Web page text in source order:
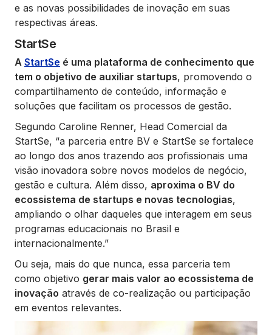
e as novas possibilidades de inovação em suas
respectivas áreas.
StartSe
A StartSe é uma plataforma de conhecimento que
tem o objetivo de auxiliar startups, promovendo o
compartilhamento de conteúdo, informação e
soluções que facilitam os processos de gestão.
Segundo Caroline Renner, Head Comercial da
StartSe, “a parceria entre BV e StartSe se fortalece
ao longo dos anos trazendo aos profissionais uma
visão inovadora sobre novos modelos de negócio,
gestão e cultura. Além disso, aproxima o BV do
ecossistema de startups e novas tecnologias,
ampliando o olhar daqueles que interagem em seus
programas educacionais no Brasil e
internacionalmente.”
Ou seja, mais do que nunca, essa parceria tem
como objetivo gerar mais valor ao ecossistema de
inovação através de co-realização ou participação
em eventos relevantes.